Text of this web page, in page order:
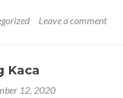
about
Leave a comment
Kaca
12, 2020